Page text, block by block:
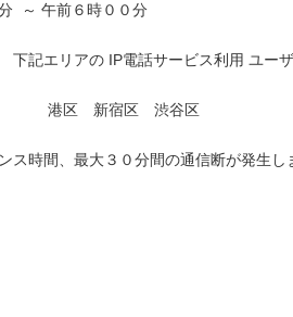
～ 午前６時００分
アの IP電話サービス利用 ユー
港区　新宿区　渋谷区
ス時間、最大３０分間の通信断が発生し